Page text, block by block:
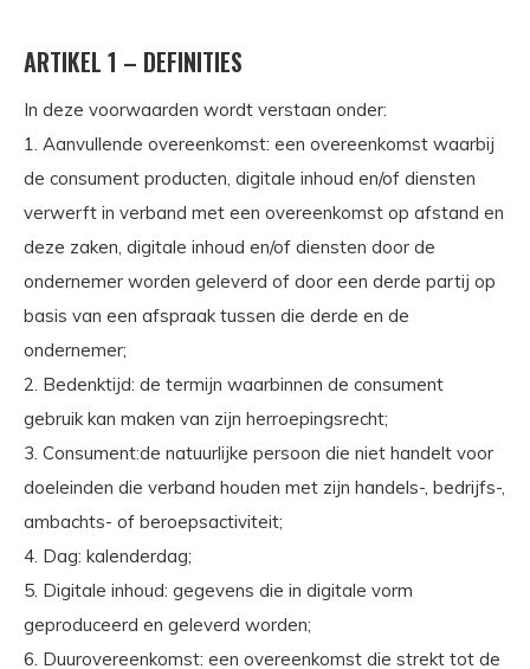
ARTIKEL 1 – DEFINITIES
In deze voorwaarden wordt verstaan onder:
1. Aanvullende overeenkomst: een overeenkomst waarbij
de consument producten, digitale inhoud en/of diensten
verwerft in verband met een overeenkomst op afstand en
deze zaken, digitale inhoud en/of diensten door de
ondernemer worden geleverd of door een derde partij op
basis van een afspraak tussen die derde en de
ondernemer;
2. Bedenktijd: de termijn waarbinnen de consument
gebruik kan maken van zijn herroepingsrecht;
3. Consument:de natuurlijke persoon die niet handelt voor
doeleinden die verband houden met zijn handels-, bedrijfs-,
ambachts- of beroepsactiviteit;
4. Dag: kalenderdag;
5. Digitale inhoud: gegevens die in digitale vorm
geproduceerd en geleverd worden;
6. Duurovereenkomst: een overeenkomst die strekt tot de